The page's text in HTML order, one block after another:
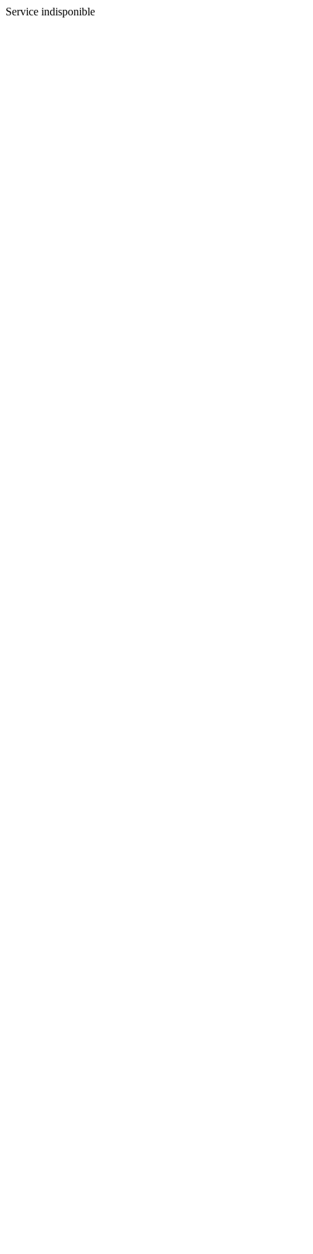
Service indisponible